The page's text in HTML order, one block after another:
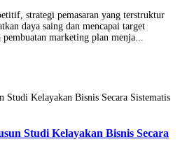
strategi pemasaran yang terstruktur
daya saing dan mencapai target
marketing plan menja...
Studi Kelayakan Bisnis Secara